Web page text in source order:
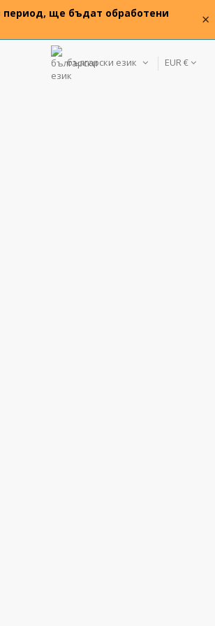
период, ще бъдат обработени
×
български език EUR €